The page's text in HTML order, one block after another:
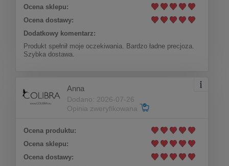
Ocena sklepu:
Ocena dostawy:
Dodatkowy komentarz:
Produkt spełnił moje oczekiwania. Bardzo ładne precjoza.
Szybka dostawa.
Anna
Dodano: 2026-07-26
Opinia zweryfikowana
Ocena produktu:
Ocena sklepu:
Ocena dostawy: